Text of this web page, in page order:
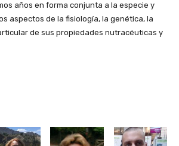
años en forma conjunta a la especie y
aspectos de la fisiología, la genética, la
de sus propiedades nutracéuticas y